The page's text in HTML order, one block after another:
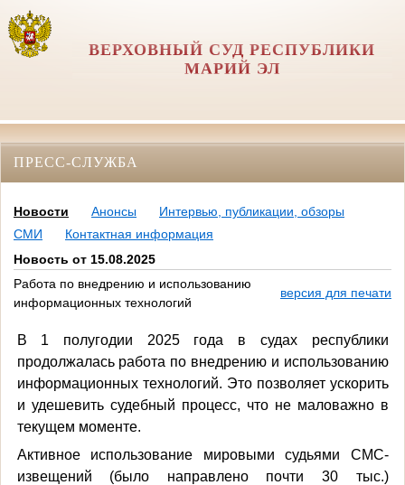
ВЕРХОВНЫЙ СУД РЕСПУБЛИКИ
МАРИЙ ЭЛ
ПРЕСС-СЛУЖБА
Новости Анонсы
Интервью, публикации, обзоры
СМИ
Контактная информация
Новость от 15.08.2025
Работа по внедрению и использованию
информационных технологий
версия для печати
В 1 полугодии 2025 года в судах республики
продолжалась работа по внедрению и использованию
информационных технологий. Это позволяет ускорить
и удешевить судебный процесс, что не маловажно в
текущем моменте.
Активное использование мировыми судьями СМС-
извещений (было направлено почти 30 тыс.)